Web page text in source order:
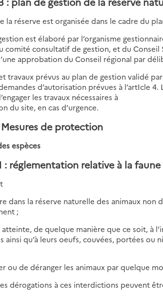
la réserve est organisée dans le cadre du
est élaboré par l’organisme
comité consultatif de gestion, et du
approbation du Conseil régional par
travaux prévus au plan de gestion validé
d’autorisation prévues à l’artIcle
les travaux nécessaires à
du site, en cas d’urgence.
de protection
espèces
: réglementation relative à la faune
dans la réserve naturelle des animaux
;
de quelque manière que ce soit, à
ainsi qu’à leurs oeufs, couvées, portées ou
ou de déranger les animaux par quelque
dérogations à ces interdictions peuvent